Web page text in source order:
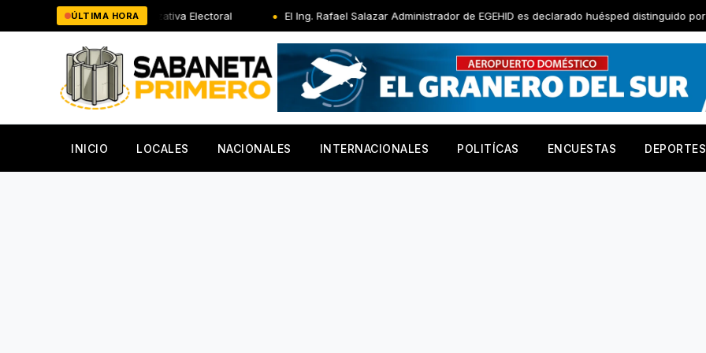
al
ÚLTIMA HORA
Electoral El Ing. Rafael Salazar Administrador de EGEHID es declarado huésped distinguido por Ayuntamiento de San
INICIO LOCALES NACIONALES INTERNACIONALES POLITÍCAS ENCUESTAS DEPORTES